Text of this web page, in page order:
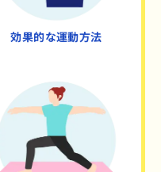
効果的な運動方法